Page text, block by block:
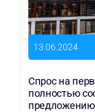
13.06.2024
Спрос на
полностью
предложению